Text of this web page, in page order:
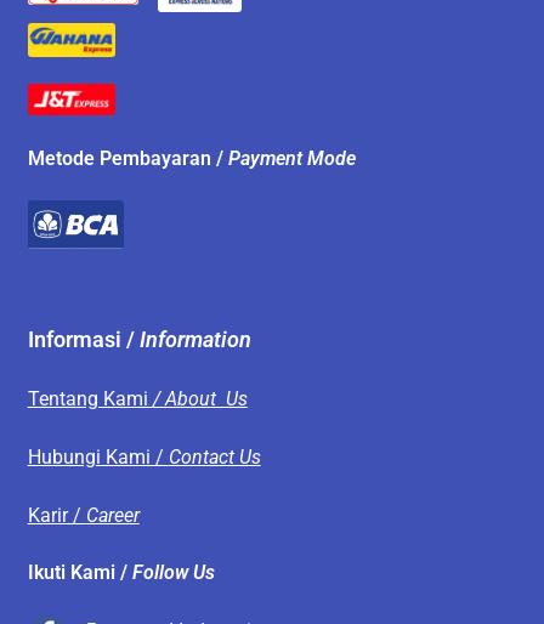
Metode Pembayaran / Payment Mode
Informasi /Information
Tentang Kami / About Us
Hubungi Kami / Contact Us
Karir / Career
Ikuti Kami / Follow Us